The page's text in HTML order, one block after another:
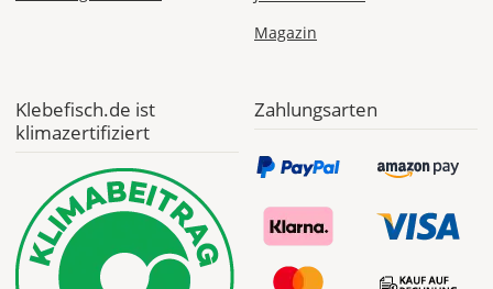
Magazin
Klebefisch.de ist
klimazertifiziert
Zahlungsarten